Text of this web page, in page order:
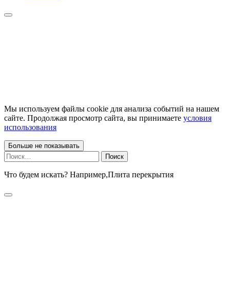
Мы используем файлы cookie для анализа событий на нашем
сайте. Продолжая просмотр сайта, вы принимаете условия
использования
Больше не показывать
Найти:
Что будем искать? Например,Плита перекрытия